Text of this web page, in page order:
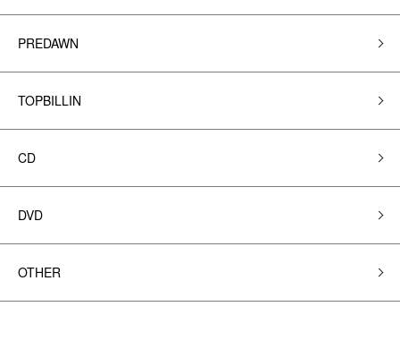
PREDAWN
TOPBILLIN
CD
DVD
OTHER